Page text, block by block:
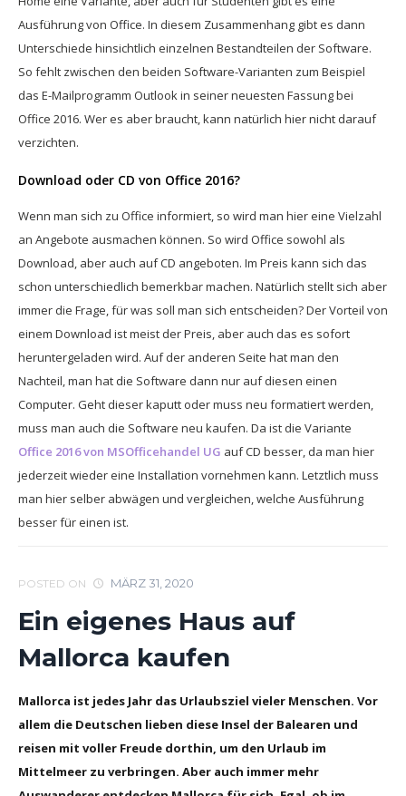
Ausführung von Office. In diesem Zusammenhang gibt es dann
Unterschiede hinsichtlich einzelnen Bestandteilen der Software.
So fehlt zwischen den beiden Software-Varianten zum Beispiel
das E-Mailprogramm Outlook in seiner neuesten Fassung bei
Office 2016. Wer es aber braucht, kann natürlich hier nicht darauf
verzichten.
Download oder CD von Office 2016?
Wenn man sich zu Office informiert, so wird man hier eine Vielzahl
an Angebote ausmachen können. So wird Office sowohl als
Download, aber auch auf CD angeboten. Im Preis kann sich das
schon unterschiedlich bemerkbar machen. Natürlich stellt sich aber
immer die Frage, für was soll man sich entscheiden? Der Vorteil von
einem Download ist meist der Preis, aber auch das es sofort
heruntergeladen wird. Auf der anderen Seite hat man den
Nachteil, man hat die Software dann nur auf diesen einen
Computer. Geht dieser kaputt oder muss neu formatiert werden,
muss man auch die Software neu kaufen. Da ist die Variante
Office 2016 von MSOfficehandel UG auf CD besser, da man hier
jederzeit wieder eine Installation vornehmen kann. Letztlich muss
man hier selber abwägen und vergleichen, welche Ausführung
besser für einen ist.
POSTED ON MÄRZ 31, 2020
Ein eigenes Haus auf
Mallorca kaufen
Mallorca ist jedes Jahr das Urlaubsziel vieler Menschen. Vor
allem die Deutschen lieben diese Insel der Balearen und
reisen mit voller Freude dorthin, um den Urlaub im
Mittelmeer zu verbringen. Aber auch immer mehr